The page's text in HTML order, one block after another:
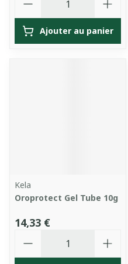
Ajouter au panier
Kela
Oroprotect Gel Tube 10g
14,33 €